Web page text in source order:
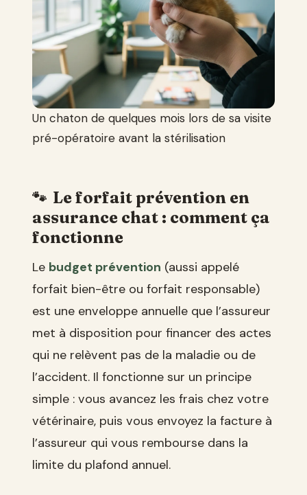
Un chaton de quelques mois lors de sa visite
pré-opératoire avant la stérilisation
Le forfait prévention en
assurance chat : comment ça
fonctionne
Le budget prévention (aussi appelé
forfait bien-être ou forfait responsable)
est une enveloppe annuelle que l’assureur
met à disposition pour financer des actes
qui ne relèvent pas de la maladie ou de
l’accident. Il fonctionne sur un principe
simple : vous avancez les frais chez votre
vétérinaire, puis vous envoyez la facture à
l’assureur qui vous rembourse dans la
limite du plafond annuel.